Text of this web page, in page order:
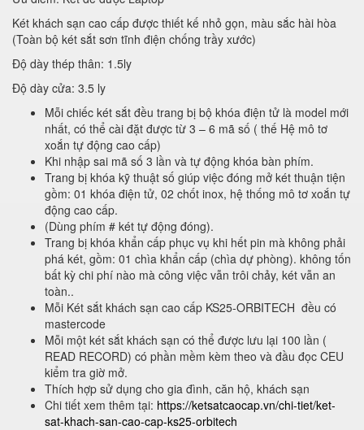
Két khách sạn cao cấp được thiết kế nhỏ gọn, màu sắc hài hòa
(Toàn bộ két sắt sơn tĩnh điện chống trầy xước)
Độ dày thép thân: 1.5ly
Độ dày cửa: 3.5 ly
Mỗi chiếc két sắt đều trang bị bộ khóa điện tử là model mới
nhất, có thể cài đặt được từ 3 – 6 mã số ( thế Hệ mô tơ
xoắn tự động cao cấp)
Khi nhập sai mã số 3 lần và tự động khóa bàn phím.
Trang bị khóa kỹ thuật số giúp việc đóng mở két thuận tiện
gồm: 01 khóa điện tử, 02 chốt inox, hệ thống mô tơ xoắn tự
động cao cấp.
(Dùng phím # két tự động đóng).
Trang bị khóa khẩn cấp phục vụ khi hết pin mà không phải
phá két, gồm: 01 chìa khẩn cấp (chìa dự phòng). không tốn
bất kỳ chi phí nào mà công việc vẫn trôi chảy, két vẫn an
toàn..
Mỗi Két sắt khách sạn cao cấp KS25-ORBITECH đều có
mastercode
Mỗi một két sắt khách sạn có thể được lưu lại 100 lần (
READ RECORD) có phần mềm kèm theo và đầu đọc CEU
kiểm tra giờ mở.
Thích hợp sử dụng cho gia đình, căn hộ, khách sạn
Chi tiết xem thêm tại: https://ketsatcaocap.vn/chi-tiet/ket-
sat-khach-san-cao-cap-ks25-orbitech